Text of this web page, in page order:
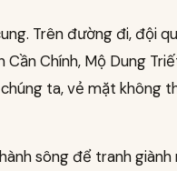
Trên đường đi, đội
Chính, Mộ Dung
ta, vẻ mặt không
sông để tranh giành